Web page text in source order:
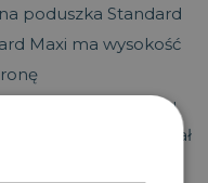
poduszka Standard
Maxi ma wysokość
podczas snu
materiał
wentylacyjny